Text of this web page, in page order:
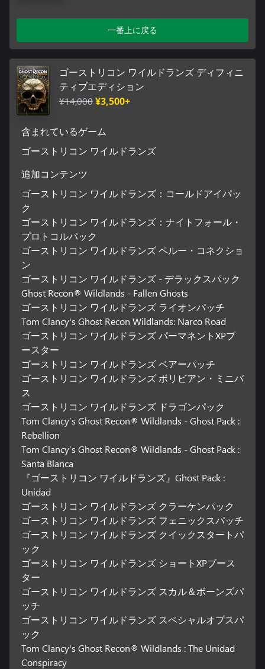
一番上に戻る
ゴーストリコン ワイルドランズ ディフィニ
ティブエディション
¥14,000¥3,500+
含まれているゲーム
ゴーストリコン ワイルドランズ
追加コンテンツ
ゴーストリコン ワイルドランズ：コールドアイパッ
ク
ゴーストリコン ワイルドランズ：ナイトフォール・
プロトコルパック
ゴーストリコン ワイルドランズ ペルー・コネクショ
ン
ゴーストリコン ワイルドランズ - デラックスパック
Ghost Recon® Wildlands - Fallen Ghosts
ゴーストリコン ワイルドランズ ライオンパッチ
Tom Clancy's Ghost Recon Wildlands: Narco Road
ゴーストリコン ワイルドランズ パーマネントXPブ
ースター
ゴーストリコン ワイルドランズ ベアーパッチ
ゴーストリコン ワイルドランズ ボリビアン・ミニバ
ス
ゴーストリコン ワイルドランズ ドラゴンパック
Tom Clancy’s Ghost Recon® Wildlands - Ghost Pack :
Rebellion
Tom Clancy’s Ghost Recon® Wildlands - Ghost Pack :
Santa Blanca
『ゴーストリコン ワイルドランズ』Ghost Pack :
Unidad
ゴーストリコン ワイルドランズ クラーケンパック
ゴーストリコン ワイルドランズ フェニックスパッチ
ゴーストリコン ワイルドランズ クイックスタートパ
ック
ゴーストリコン ワイルドランズ ショートXPブース
ター
ゴーストリコン ワイルドランズ スカル＆ボーンズパ
ッチ
ゴーストリコン ワイルドランズ スペシャルオプスパ
ック
Tom Clancy's Ghost Recon® Wildlands : The Unidad
Conspiracy